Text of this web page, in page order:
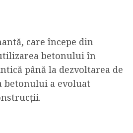
care începe din
betonului în
până la dezvoltarea de
a evoluat